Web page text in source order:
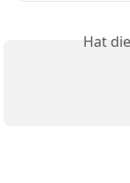
Hat